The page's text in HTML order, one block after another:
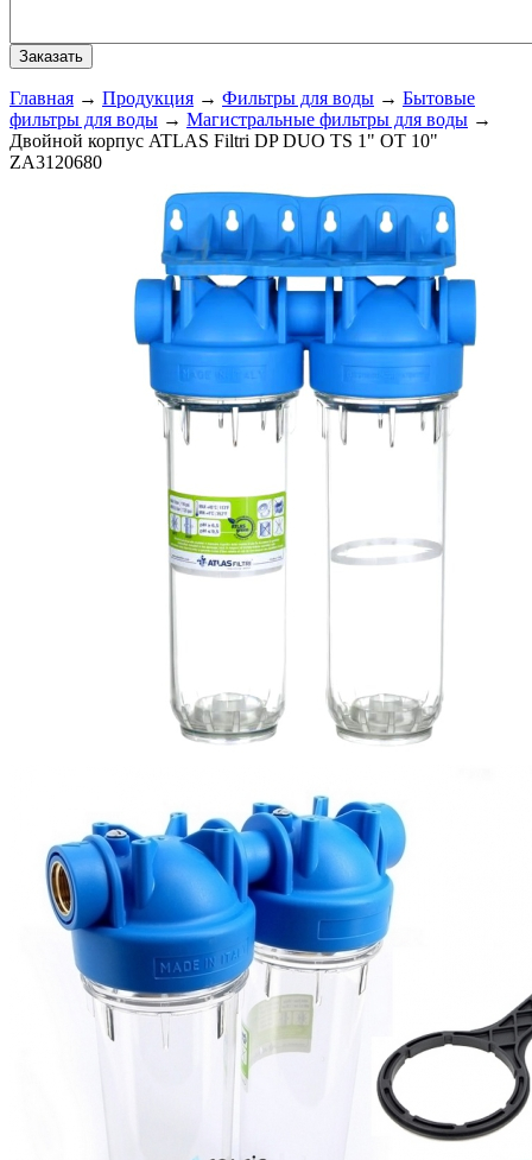
Главная → Продукция → Фильтры для воды → Бытовые
фильтры для воды → Магистральные фильтры для воды →
Двойной корпус ATLAS Filtri DP DUO TS 1" OT 10"
ZA3120680